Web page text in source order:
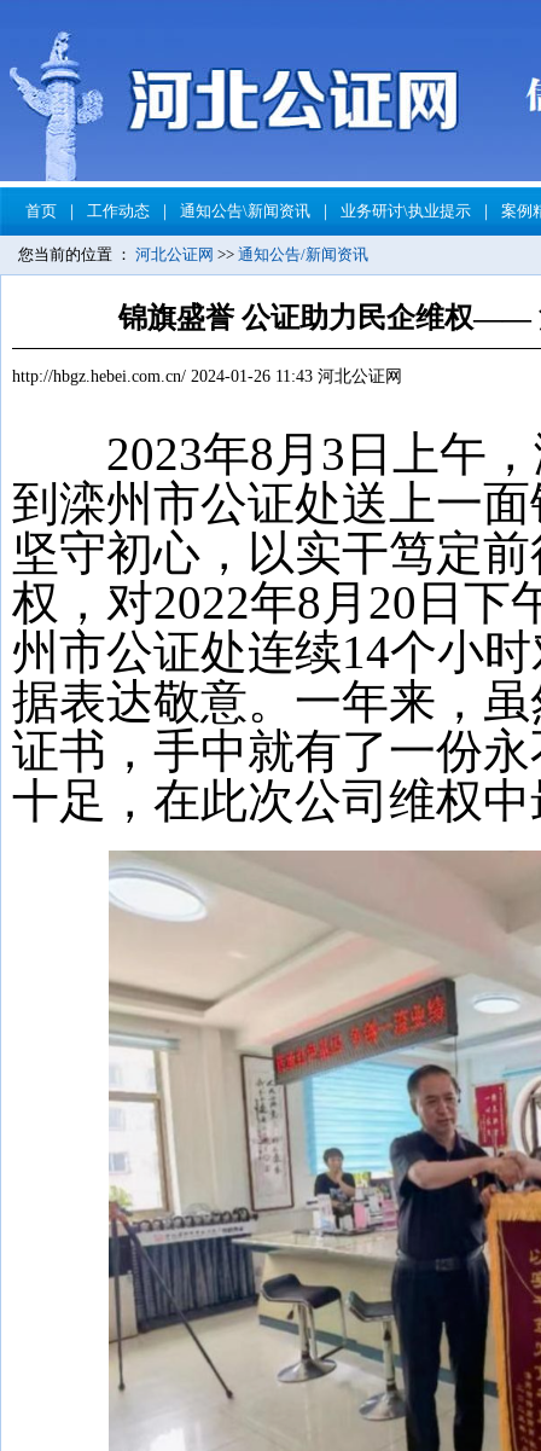
首页 ｜ 工作动态 ｜ 通知公告\新闻资讯 ｜ 业务研讨\执业提示 ｜ 案例
您当前的位置 ： 河北公证网 >> 通知公告/新闻资讯
锦旗盛誉 公证助力民企维权——
http://hbgz.hebei.com.cn/ 2024-01-26 11:43 河北公证网
2023年8月3日上午，
到滦州市公证处送上一
坚守初心，以实干笃定
权，对2022年8月20日下
州市公证处连续14个小
据表达敬意。一年来，
证书，手中就有了一份
十足，在此次公司维权